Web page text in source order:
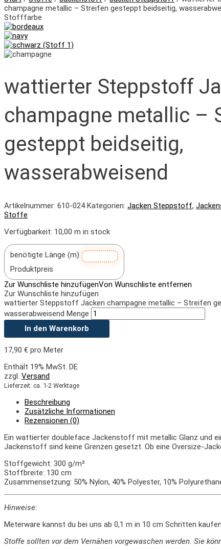
champagne metallic – Streifen gesteppt beidseitig,
Stofffarbe
wattierter Steppstoff
champagne metallic –
gesteppt beidseitig,
wasserabweisend
Artikelnummer: 610-024 Kategorien: Jacken Steppstoff,
Stoffe
Verfügbarkeit: 10,00 m in stock
benötigte Länge (m)
Produktpreis
Zur Wunschliste hinzufügenVon Wunschliste entfernen
Zur Wunschliste hinzufügen
wattierter Steppstoff Jacken champagne metallic – Streifen
wasserabweisend Menge
In den Warenkorb
17,90 € pro Meter
Enthält 19% MwSt. DE
zzgl. Versand
Lieferzeit: ca. 1-2 Werktage
Beschreibung
Zusätzliche Informationen
Rezensionen (0)
Ein wattierter doubleface Jackenstoff mit metallic Glanz und
Jackenstoff sind keine Grenzen gesetzt. Ob eine Oversize-
Stoffgewicht: 300 g/m²
Stoffbreite: 130 cm
Zusammensetzung: 50% Nylon, 40% Polyester, 10%
Hinweise:
Meterware kannst du bei uns ab 0,1 m in 10 cm Schritten kaufen.
Stoffe sollten vor dem Vernähen vorgewaschen werden. Sie